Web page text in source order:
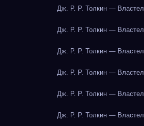
Дж. Р. Р. Толкин —
Дж. Р. Р. Толкин —
Дж. Р. Р. Толкин —
Дж. Р. Р. Толкин —
Дж. Р. Р. Толкин —
Дж. Р. Р. Толкин —